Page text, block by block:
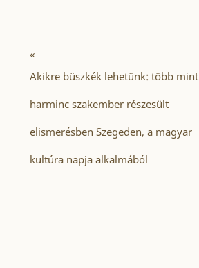
«
Akikre büszkék lehetünk: több mint
harminc szakember részesült
elismerésben Szegeden, a magyar
kultúra napja alkalmából